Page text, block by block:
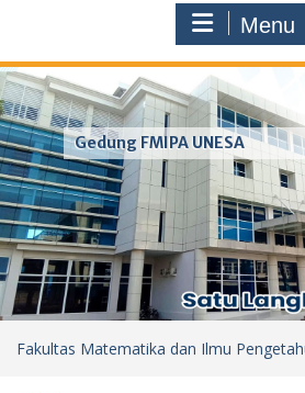
Menu
Gedung FMIPA UNESA
Fakultas Matematika dan Ilmu